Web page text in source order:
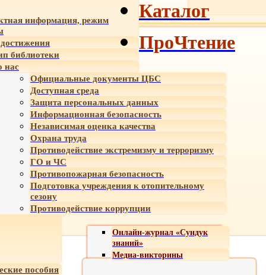
информация, режим
библиотеки
нас
Официальные документы ЦБС
Доступная среда
Защита персональных данных
Информационная безопасность
Независимая оценка качества
Охрана труда
Противодействие экстремизму и терроризму
ГО и ЧС
Противопожарная безопасность
Подготовка учреждения к отопительному
сезону
Противодействие коррупции
Онлайн-журнал «Сундук
знаний»
Медиа-викторины
пособия
Каталог
ПроЧтение